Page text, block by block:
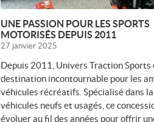
UNE PASSION POUR LES SPORTS
MOTORISÉS DEPUIS 2011
27 janvier 2025
Depuis 2011, Univers Traction Sports
destination incontournable pour les
véhicules récréatifs. Spécialisé dans
véhicules neufs et usagés, ce
évoluer au fil des années pour offrir